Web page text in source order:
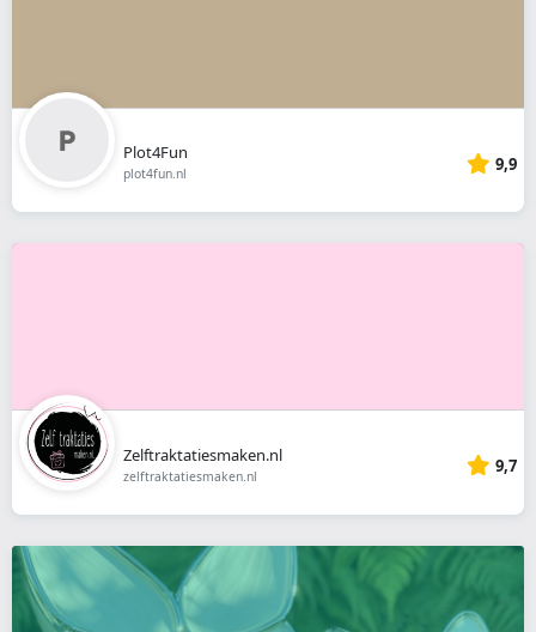
Plot4Fun
plot4fun.nl 9,9
Zelftraktatiesmaken.nl
zelftraktatiesmaken.nl 9,7